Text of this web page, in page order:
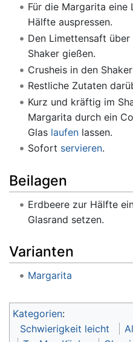
Für die Margarita eine
Hälfte auspressen.
Den Limettensaft
Shaker gießen.
Crusheis in den
Restliche Zutaten
Kurz und kräftig im
Margarita durch ein
Glas laufenlassen.
Sofort servieren.
Beilagen
Erdbeere zur Hälfte
Glasrand setzen.
Varianten
Margarita
Kategorien:
Schwierigkeit leicht